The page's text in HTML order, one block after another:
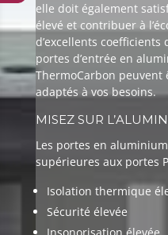
elle doit également
élevé et contribuer à
d’excellents coefficients
portes d’entrée en
ThermoCarbon peuvent
adaptés à vos besoins.
MISEZ SUR
Les portes en
supérieures aux portes
Isolation thermique
Sécurité élevée